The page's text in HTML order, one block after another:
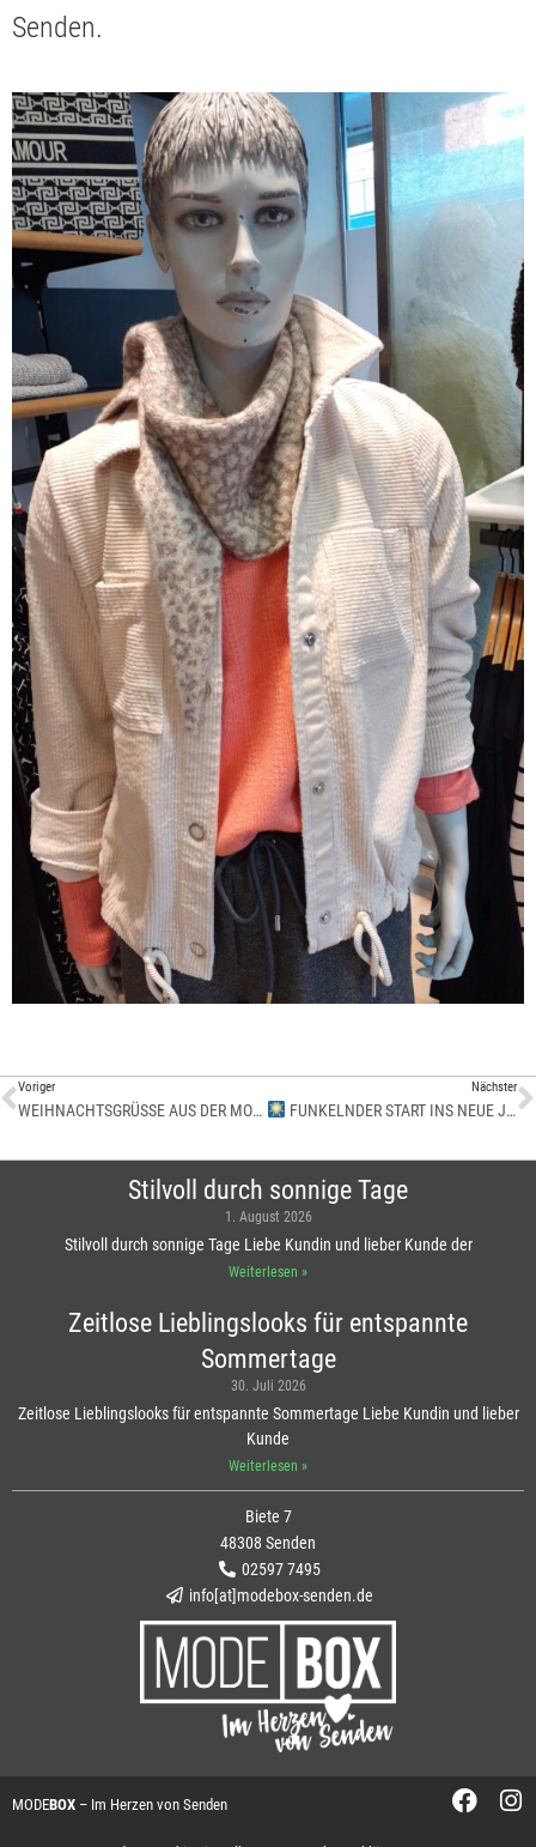
Senden.
Voriger
WEIHNACHTSGRÜSSE AUS DER MODEBOX
Nächster
FUNKELNDER START INS NEUE JAHR – STILVOLL INS 2026!
Stilvoll durch sonnige Tage
1. August 2026
Stilvoll durch sonnige Tage Liebe Kundin und lieber Kunde der
Weiterlesen »
Zeitlose Lieblingslooks für entspannte
Sommertage
30. Juli 2026
Zeitlose Lieblingslooks für entspannte Sommertage Liebe Kundin und lieber
Kunde
Weiterlesen »
Biete 7
48308 Senden
02597 7495
info[at]modebox-senden.de
MODEBOX – Im Herzen von Senden